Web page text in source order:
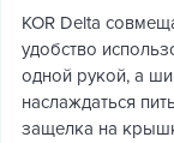
KOR Delta
удобство
одной рукой, а
наслаждаться
защелка на